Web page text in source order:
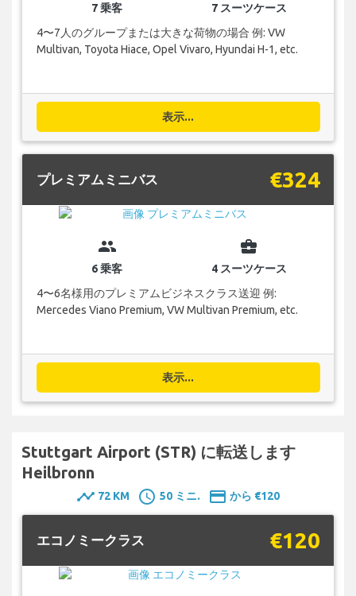
7 乗客
7 スーツケース
4〜7人のグループまたは大きな荷物の場合 例: VW
Multivan, Toyota Hiace, Opel Vivaro, Hyundai H-1, etc.
表示...
プレミアムミニバス €324
group
6 乗客
business_center
4 スーツケース
4〜6名様用のプレミアムビジネスクラス送迎 例:
Mercedes Viano Premium, VW Multivan Premium, etc.
表示...
Stuttgart Airport (STR) に転送します
Heilbronn
timeline 72 KM schedule 50 ミニ. payment から €120
エコノミークラス €120